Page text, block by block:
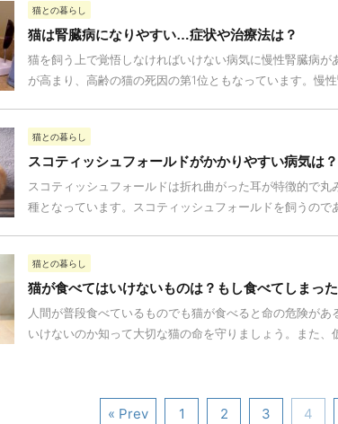
猫との暮らし
猫は腎臓病になりやすい…症状や治療法は？
猫を飼う上で覚悟しなければいけない病気に慢性腎臓病
が高まり、高齢の猫の死因の第1位ともなっています。慢
猫との暮らし
スコティッシュフォールドがかかりやすい病気は？
スコティッシュフォールドは折れ曲がった耳が特徴的で
種となっています。スコティッシュフォールドを飼うので
猫との暮らし
猫が食べてはいけないものは？もし食べてしまっ
人間が普段食べているものでも猫が食べると命の危険が
いけないのか知って大切な猫の命を守りましょう。また、
« Prev 1 2 3 4